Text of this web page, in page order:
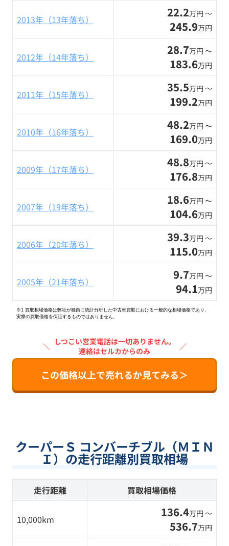
2013年（13年落ち） 22.2万円 〜
245.9万円
2012年（14年落ち） 28.7万円 〜
183.6万円
2011年（15年落ち） 35.5万円 〜
199.2万円
2010年（16年落ち） 48.2万円 〜
169.0万円
2009年（17年落ち） 48.8万円 〜
176.8万円
2007年（19年落ち） 18.6万円 〜
104.6万円
2006年（20年落ち） 39.3万円 〜
115.0万円
2005年（21年落ち） 9.7万円 〜
94.1万円
※1 買取相場価格は弊社が独自に統計分析した中古車買取における一般的な相場価格であり、
実際の買取価格を保証するものではありません。
＼ しつこい営業電話は一切ありません。
連絡はセルカからのみ
／
この価格以上で売れるか見てみる＞
クーパーＳ コンバーチブル（ＭＩＮ
Ｉ）の走行距離別買取相場
走行距離 買取相場価格
10,000km 136.4万円 〜
536.7万円